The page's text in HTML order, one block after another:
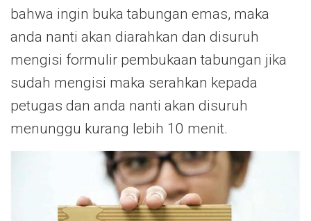
bahwa ingin buka tabungan emas, maka
anda nanti akan diarahkan dan disuruh
mengisi formulir pembukaan tabungan jika
sudah mengisi maka serahkan kepada
petugas dan anda nanti akan disuruh
menunggu kurang lebih 10 menit.